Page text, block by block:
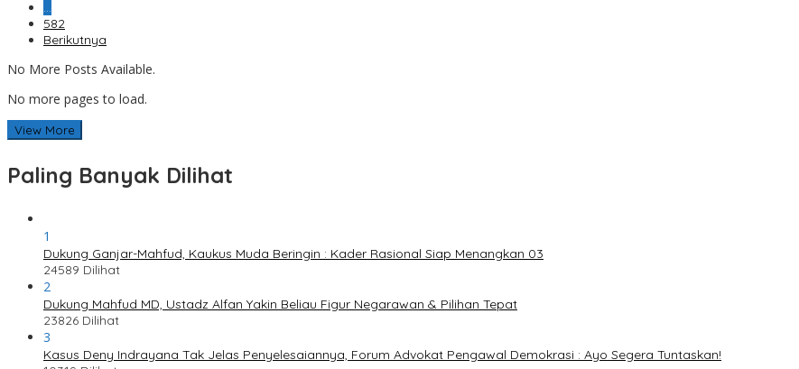
582
Berikutnya
No More Posts Available.
No more pages to load.
View More
Paling Banyak Dilihat
1
Dukung Ganjar-Mahfud, Kaukus Muda Beringin : Kader Rasional Siap Menangkan 03
24589 Dilihat
2
Dukung Mahfud MD, Ustadz Alfan Yakin Beliau Figur Negarawan & Pilihan Tepat
23826 Dilihat
3
Kasus Deny Indrayana Tak Jelas Penyelesaiannya, Forum Advokat Pengawal Demokrasi : Ayo Segera Tuntaskan!